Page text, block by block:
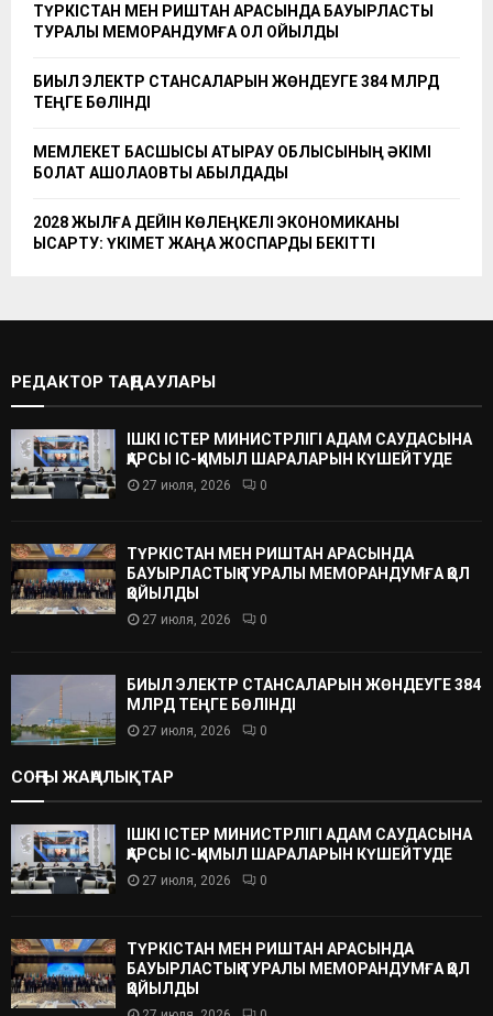
ТҮРКІСТАН МЕН РИШТАН АРАСЫНДА БАУЫРЛАСТЫҚ
ТУРАЛЫ МЕМОРАНДУМҒА ҚОЛ ҚОЙЫЛДЫ
БИЫЛ ЭЛЕКТР СТАНСАЛАРЫН ЖӨНДЕУГЕ 384 МЛРД
ТЕҢГЕ БӨЛІНДІ
МЕМЛЕКЕТ БАСШЫСЫ АТЫРАУ ОБЛЫСЫНЫҢ ӘКІМІ
БОЛАТ АҚШОЛАҚОВТЫ ҚАБЫЛДАДЫ
2028 ЖЫЛҒА ДЕЙІН КӨЛЕҢКЕЛІ ЭКОНОМИКАНЫ
ҚЫСҚАРТУ: ҮКІМЕТ ЖАҢА ЖОСПАРДЫ БЕКІТТІ
РЕДАКТОР ТАҢДАУЛАРЫ
ІШКІ ІСТЕР МИНИСТРЛІГІ АДАМ САУДАСЫНА
ҚАРСЫ ІС-ҚИМЫЛ ШАРАЛАРЫН КҮШЕЙТУДЕ
27 июля, 2026 0
ТҮРКІСТАН МЕН РИШТАН АРАСЫНДА
БАУЫРЛАСТЫҚ ТУРАЛЫ МЕМОРАНДУМҒА ҚОЛ
ҚОЙЫЛДЫ
27 июля, 2026 0
БИЫЛ ЭЛЕКТР СТАНСАЛАРЫН ЖӨНДЕУГЕ 384
МЛРД ТЕҢГЕ БӨЛІНДІ
27 июля, 2026 0
СОҢҒЫ ЖАҢАЛЫҚТАР
ІШКІ ІСТЕР МИНИСТРЛІГІ АДАМ САУДАСЫНА
ҚАРСЫ ІС-ҚИМЫЛ ШАРАЛАРЫН КҮШЕЙТУДЕ
27 июля, 2026 0
ТҮРКІСТАН МЕН РИШТАН АРАСЫНДА
БАУЫРЛАСТЫҚ ТУРАЛЫ МЕМОРАНДУМҒА ҚОЛ
ҚОЙЫЛДЫ